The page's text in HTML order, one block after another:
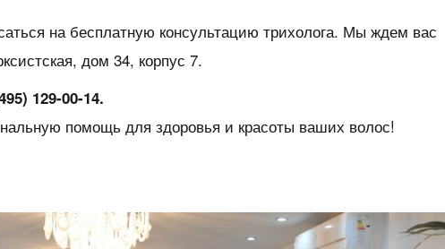
на бесплатную консультацию трихолога. Мы ждем вас
дом 34, корпус 7.
129-00-14.
помощь для здоровья и красоты ваших волос!